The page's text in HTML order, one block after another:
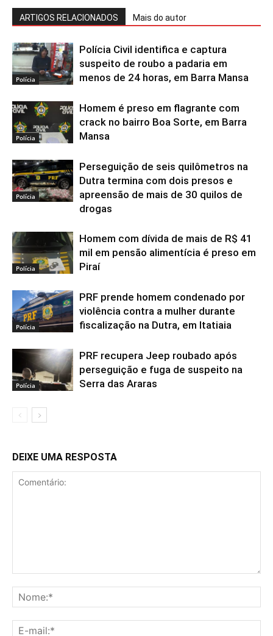
ARTIGOS RELACIONADOS Mais do autor
Polícia
Polícia Civil identifica e captura
suspeito de roubo a padaria em
menos de 24 horas, em Barra Mansa
Polícia
Homem é preso em flagrante com
crack no bairro Boa Sorte, em Barra
Mansa
Polícia
Perseguição de seis quilômetros na
Dutra termina com dois presos e
apreensão de mais de 30 quilos de
drogas
Polícia
Homem com dívida de mais de R$ 41
mil em pensão alimentícia é preso em
Piraí
Polícia
PRF prende homem condenado por
violência contra a mulher durante
fiscalização na Dutra, em Itatiaia
Polícia
PRF recupera Jeep roubado após
perseguição e fuga de suspeito na
Serra das Araras
DEIXE UMA RESPOSTA